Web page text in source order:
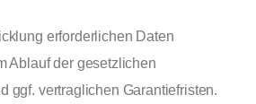
erforderlichen Daten
Ablauf der gesetzlichen
ggf. vertraglichen Garantiefristen.